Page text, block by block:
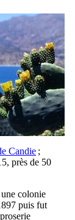
Candie ;
près de 50
colonie
puis fut